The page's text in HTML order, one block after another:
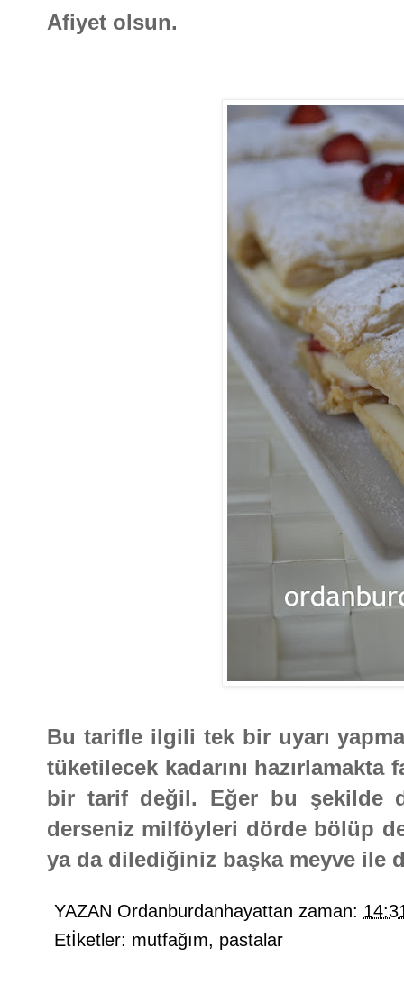
Afiyet olsun.
Bu tarifle ilgili tek bir uyarı
tüketilecek kadarını
bir tarif değil. Eğer bu şekilde
derseniz milföyleri dörde bölüp
ya da dilediğiniz başka meyve ile
YAZAN Ordanburdanhayattan zaman:
Etİketler: mutfağım, pastalar